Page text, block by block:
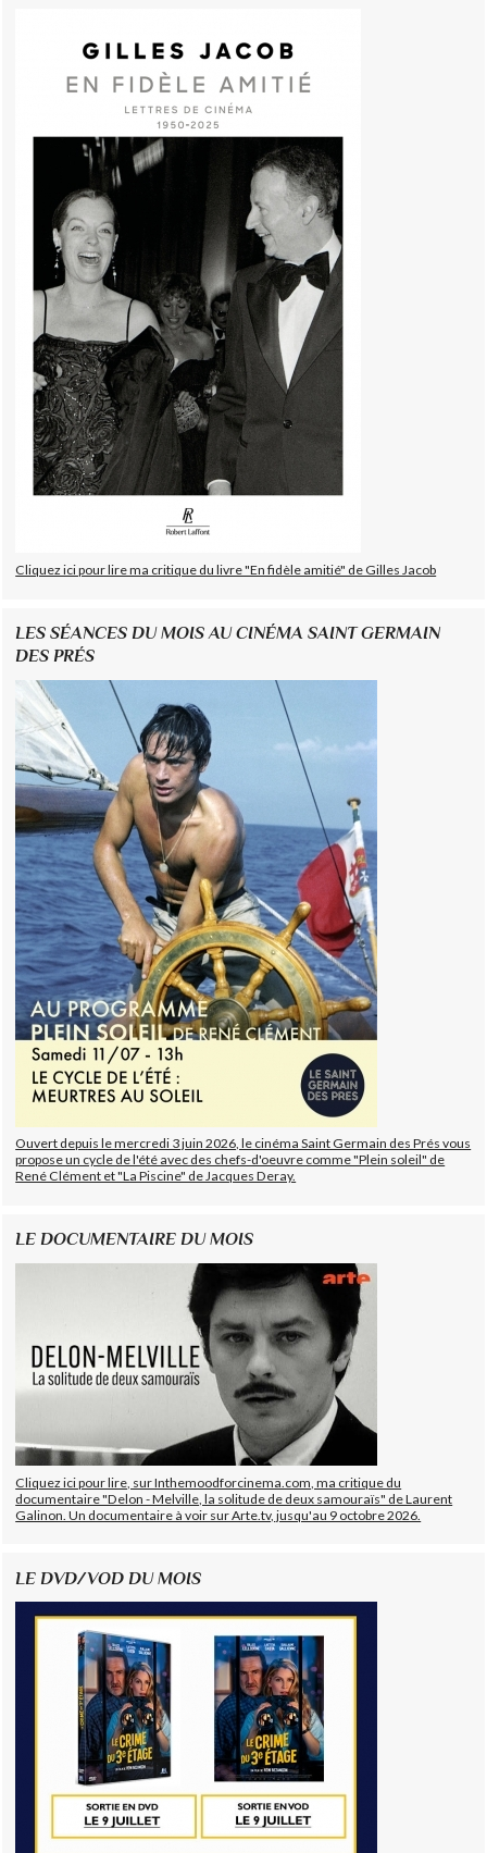
Cliquez ici pour lire ma critique du livre "En fidèle amitié" de Gilles Jacob
LES SÉANCES DU MOIS AU CINÉMA SAINT GERMAIN
DES PRÉS
Ouvert depuis le mercredi 3 juin 2026, le cinéma Saint Germain des Prés vous
propose un cycle de l'été avec des chefs-d'oeuvre comme "Plein soleil" de
René Clément et "La Piscine" de Jacques Deray.
LE DOCUMENTAIRE DU MOIS
Cliquez ici pour lire, sur Inthemoodforcinema.com, ma critique du
documentaire "Delon - Melville, la solitude de deux samouraïs" de Laurent
Galinon. Un documentaire à voir sur Arte.tv, jusqu'au 9 octobre 2026.
LE DVD/VOD DU MOIS